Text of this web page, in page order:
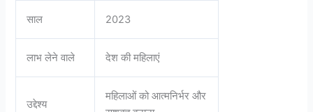
साल 2023
लाभ लेने वाले देश की महिलाएं
उद्देश्य
महिलाओं को आत्मनिर्भर और